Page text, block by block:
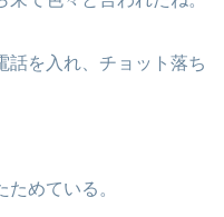
話を入れ、チョット落ち
ためている。